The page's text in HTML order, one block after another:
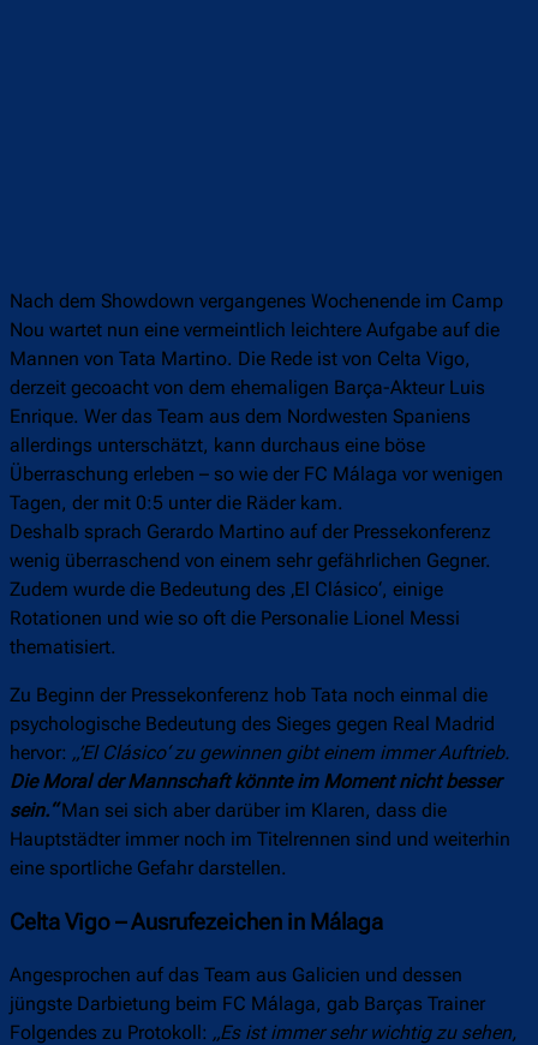
Nach dem Showdown vergangenes Wochenende im Camp
Nou wartet nun eine vermeintlich leichtere Aufgabe auf die
Mannen von Tata Martino. Die Rede ist von Celta Vigo,
derzeit gecoacht von dem ehemaligen Barça-Akteur Luis
Enrique. Wer das Team aus dem Nordwesten Spaniens
allerdings unterschätzt, kann durchaus eine böse
Überraschung erleben – so wie der FC Málaga vor wenigen
Tagen, der mit 0:5 unter die Räder kam.
Deshalb sprach Gerardo Martino auf der Pressekonferenz
wenig überraschend von einem sehr gefährlichen Gegner.
Zudem wurde die Bedeutung des ‚El Clásico‘, einige
Rotationen und wie so oft die Personalie Lionel Messi
thematisiert.
Zu Beginn der Pressekonferenz hob Tata noch einmal die
psychologische Bedeutung des Sieges gegen Real Madrid
hervor: „’El Clásico‘ zu gewinnen gibt einem immer Auftrieb.
Die Moral der Mannschaft könnte im Moment nicht besser
sein.“ Man sei sich aber darüber im Klaren, dass die
Hauptstädter immer noch im Titelrennen sind und weiterhin
eine sportliche Gefahr darstellen.
Celta Vigo – Ausrufezeichen in Málaga
Angesprochen auf das Team aus Galicien und dessen
jüngste Darbietung beim FC Málaga, gab Barças Trainer
Folgendes zu Protokoll: „Es ist immer sehr wichtig zu sehen,